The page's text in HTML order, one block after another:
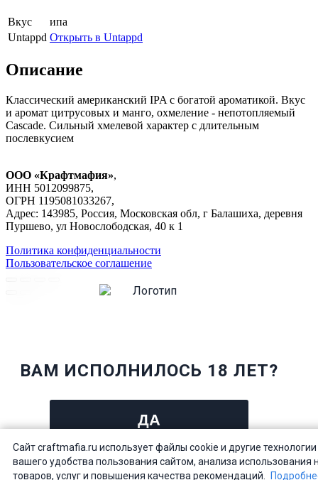
Вкус
ипа
Untappd Открыть в Untappd
Описание
Классический американский IPA с богатой ароматикой. Вкус
и аромат цитрусовых и манго, охмеление - непотопляемый
Cascade. Сильный хмелевой характер с длительным
послевкусием
ООО «Крафтмафия»,
ИНН 5012099875,
ОГРН 1195081033267,
Адрес: 143985, Россия, Московская обл, г Балашиха, деревня
Пуршево, ул Новослободская, 40 к 1
Политика конфиденциальности
Пользовательское соглашение
ВАМ ИСПОЛНИЛОСЬ 18 ЛЕТ?
ДА
НЕТ
Сайт craftmafia.ru использует файлы cookie и другие
вашего удобства пользования сайтом, анализа использования
товаров, услуг и повышения качества рекомендаций.